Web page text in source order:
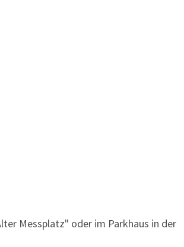
Messplatz" oder im Parkhaus in der